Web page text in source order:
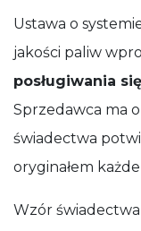
Ustawa o
jakości paliw
posługiwania
Sprzedawca ma
świadectwa
oryginałem
Wzór świadectwa